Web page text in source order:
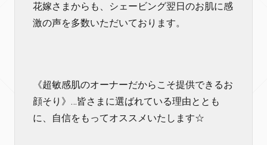
花嫁さまからも、シェービング翌日のお肌に感
激の声を多数いただいております。
《超敏感肌のオーナーだからこそ提供できるお
顔そり》…皆さまに選ばれている理由ととも
に、自信をもってオススメいたします☆